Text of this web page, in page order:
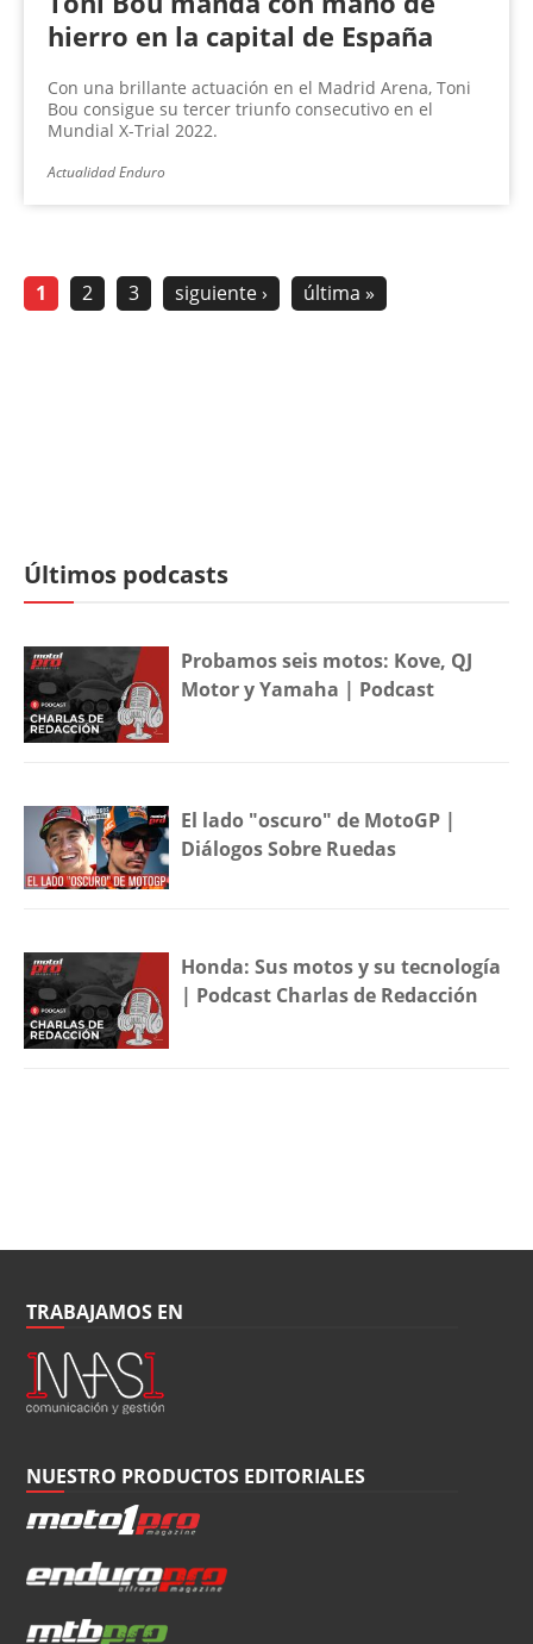
hierro en la capital de España
Con una brillante actuación en el Madrid Arena, Toni
Bou consigue su tercer triunfo consecutivo en el
Mundial X-Trial 2022.
Actualidad Enduro
1 2 3 siguiente › última »
Últimos podcasts
Probamos seis motos: Kove, QJ
Motor y Yamaha | Podcast
El lado "oscuro" de MotoGP |
Diálogos Sobre Ruedas
Honda: Sus motos y su tecnología
| Podcast Charlas de Redacción
TRABAJAMOS EN
NUESTRO PRODUCTOS EDITORIALES